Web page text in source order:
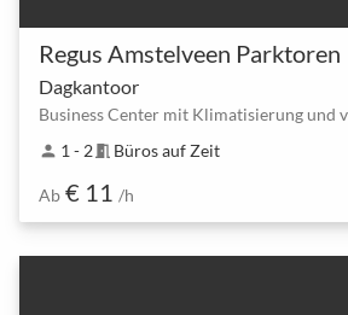
Regus Amstelveen Parktoren
Dagkantoor
Business Center mit Klimatisierung und
person 1 - 2meeting_room Büros auf Zeit
Ab € 11 /h